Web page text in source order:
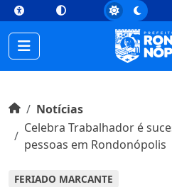
topConteúdo [1] Menu Principal
Início do conteúdo
InícioNotícias
Celebra Trabalhador é
pessoas em Rondonópolis
FERIADO MARCANTE